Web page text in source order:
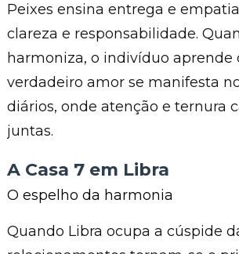
Peixes ensina entrega e
clareza e responsabilidade.
harmoniza, o indivíduo aprende
verdadeiro amor se manifesta
diários, onde atenção e ternura
juntas.
A Casa 7 em Libra
O espelho da harmonia
Quando Libra ocupa a cúspide